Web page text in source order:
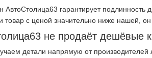
АвтоСтолица63 гарантирует
товар с ценой значительно ниже нашей,
не продаёт дешёвые
детали напрямую от